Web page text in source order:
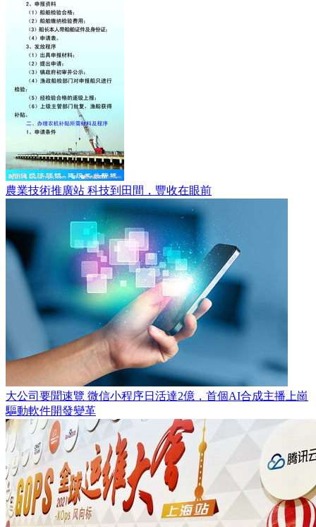
農業技術推廣站 科技到田間，豐收在眼前
大公司要聞速覽 微信小程序日活達2億，首個AI合成主播上崗
驅動軟件開發變革